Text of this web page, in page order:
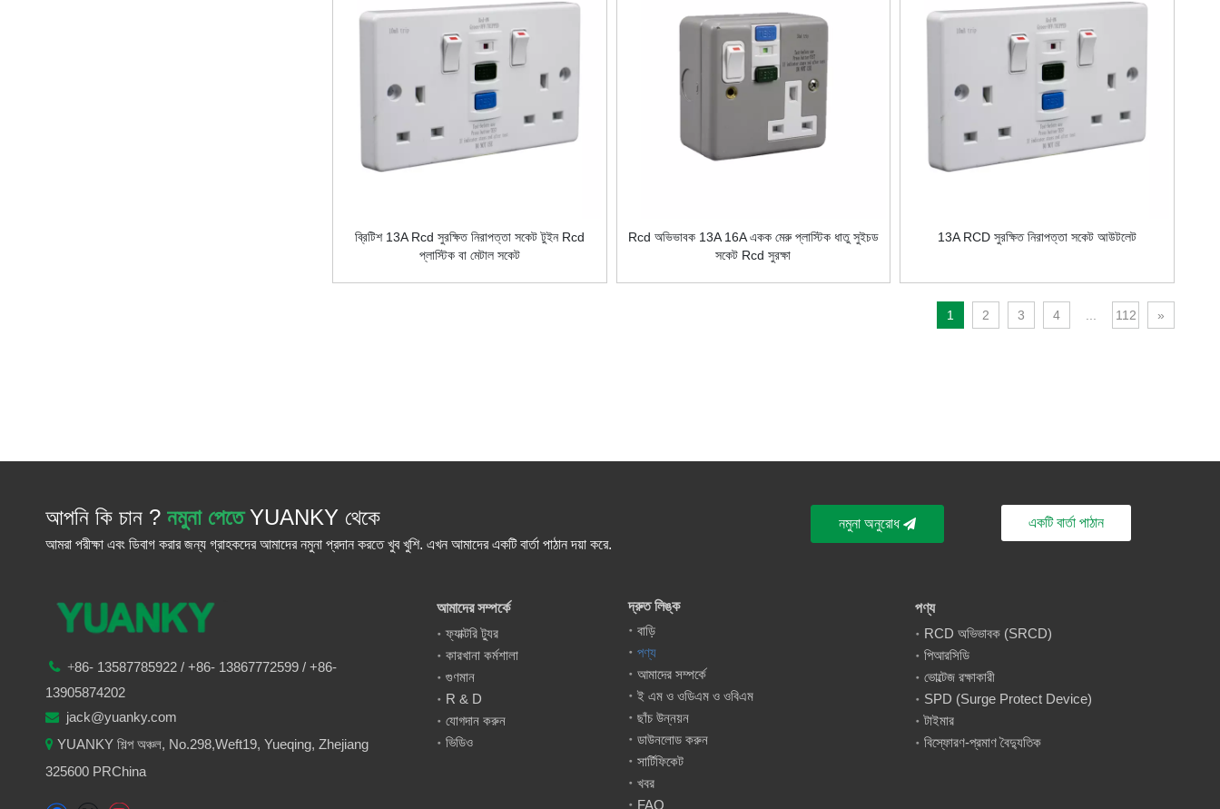
ব্রিটিশ 13A Rcd সুরক্ষিত নিরাপত্তা সকেট টুইন Rcd
প্লাস্টিক বা মেটাল সকেট
Rcd অভিভাবক 13A 16A একক মেরু প্লাস্টিক ধাতু সুইচড
সকেট Rcd সুরক্ষা
13A RCD সুরক্ষিত নিরাপত্তা সকেট আউটলেট
1 2 3 4 112 »
আপনি কি চান ? নমুনা পেতেYUANKY থেকে
আমরা পরীক্ষা এবং ডিবাগ করার জন্য গ্রাহকদের আমাদের নমুনা প্রদান করতে খুব খুশি. এখন আমাদের একটি বার্তা পাঠান দয়া করে.
নমুনা অনুরোধ একটি বার্তা পাঠান
 +86- 13587785922 / +86- 13867772599 / +86-
13905874202
 jack@yuanky.com
 YUANKY শিল্প অঞ্চল, No.298,Weft19, Yueqing, Zhejiang
325600 PRChina
আমাদের সম্পর্কে
ফ্যাক্টরি ট্যুর
কারখানা কর্মশালা
গুণমান
R & D
যোগদান করুন
ভিডিও
দ্রুত লিঙ্ক
বাড়ি
পণ্য
আমাদের সম্পর্কে
ই এম ও ওডিএম ও ওবিএম
ছাঁচ উন্নয়ন
ডাউনলোড করুন
সার্টিফিকেট
খবর
FAQ
পণ্য
RCD অভিভাবক (SRCD)
পিআরসিডি
ভোল্টেজ রক্ষাকারী
SPD (Surge Protect Device)
টাইমার
বিস্ফোরণ-প্রমাণ বৈদ্যুতিক